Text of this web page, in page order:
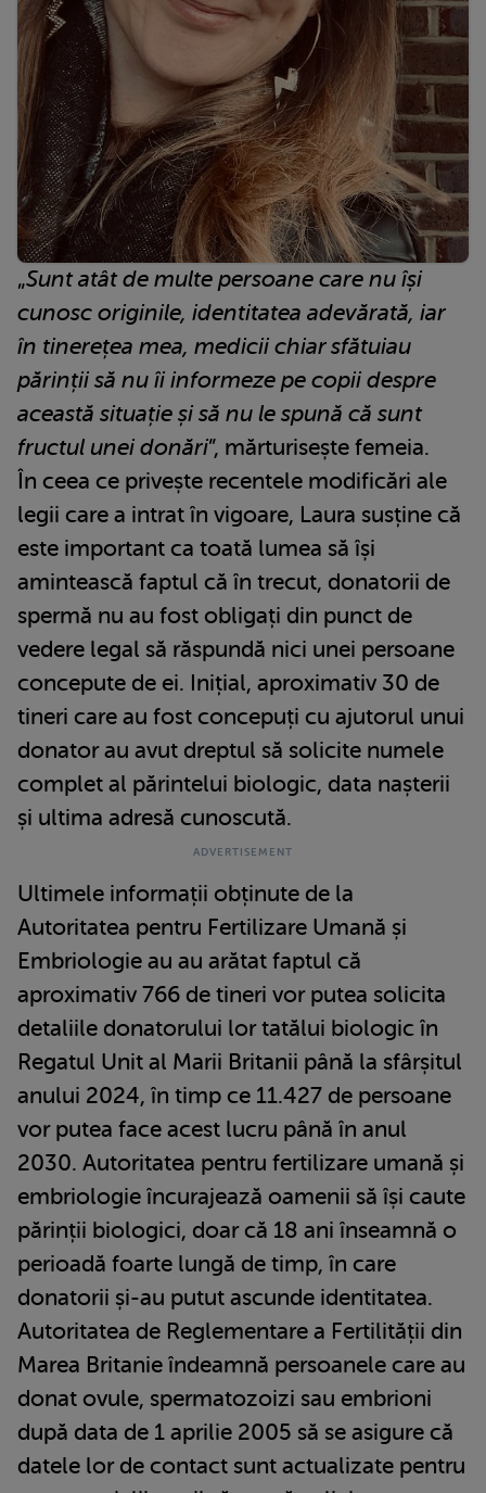
„Sunt atât de multe persoane care nu își
cunosc originile, identitatea adevărată, iar
în tinerețea mea, medicii chiar sfătuiau
părinții să nu îi informeze pe copii despre
această situație și să nu le spună că sunt
fructul unei donări”, mărturisește femeia.
În ceea ce privește recentele modificări ale
legii care a intrat în vigoare, Laura susține că
este important ca toată lumea să își
amintească faptul că în trecut, donatorii de
spermă nu au fost obligați din punct de
vedere legal să răspundă nici unei persoane
concepute de ei. Inițial, aproximativ 30 de
tineri care au fost concepuți cu ajutorul unui
donator au avut dreptul să solicite numele
complet al părintelui biologic, data nașterii
și ultima adresă cunoscută.
Ultimele informații obținute de la
Autoritatea pentru Fertilizare Umană și
Embriologie au au arătat faptul că
aproximativ 766 de tineri vor putea solicita
detaliile donatorului lor tatălui biologic în
Regatul Unit al Marii Britanii până la sfârșitul
anului 2024, în timp ce 11.427 de persoane
vor putea face acest lucru până în anul
2030. Autoritatea pentru fertilizare umană și
embriologie încurajează oamenii să își caute
părinții biologici, doar că 18 ani înseamnă o
perioadă foarte lungă de timp, în care
donatorii și-au putut ascunde identitatea.
Autoritatea de Reglementare a Fertilității din
Marea Britanie îndeamnă persoanele care au
donat ovule, spermatozoizi sau embrioni
după data de 1 aprilie 2005 să se asigure că
datele lor de contact sunt actualizate pentru